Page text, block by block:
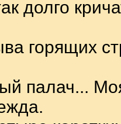
долго
горящих
палач...